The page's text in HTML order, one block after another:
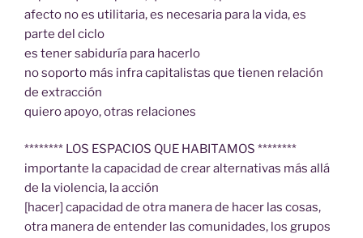
afecto no es utilitaria, es necesaria para la vida, es
parte del ciclo
es tener sabiduría para hacerlo
no soporto más infra capitalistas que tienen relación
de extracción
quiero apoyo, otras relaciones
******** LOS ESPACIOS QUE HABITAMOS ********
importante la capacidad de crear alternativas más allá
de la violencia, la acción
[hacer] capacidad de otra manera de hacer las cosas,
otra manera de entender las comunidades, los grupos